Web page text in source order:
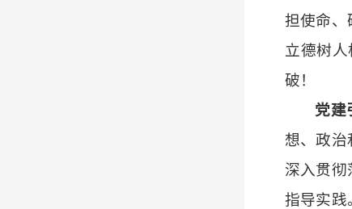
担使命、
立德树
破！
党建
想、政治
深入贯彻
指导实践